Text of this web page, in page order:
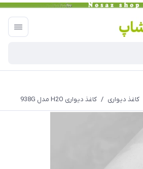
کاغذ دیواری / کاغذ دیواری H2O مدل 938G